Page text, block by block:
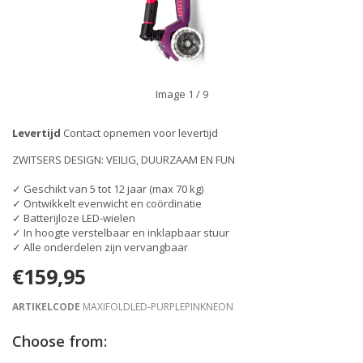
Image 1 / 9
Levertijd Contact opnemen voor levertijd
ZWITSERS DESIGN: VEILIG, DUURZAAM EN FUN
✓ Geschikt van 5 tot 12 jaar (max 70 kg)
✓ Ontwikkelt evenwicht en coördinatie
✓ Batterijloze LED-wielen
✓ In hoogte verstelbaar en inklapbaar stuur
✓ Alle onderdelen zijn vervangbaar
€159,95
ARTIKELCODE MAXIFOLDLED-PURPLEPINKNEON
Choose from: